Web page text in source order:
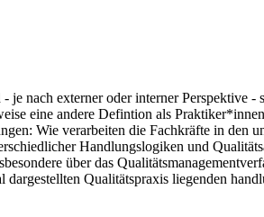
nach externer oder interner Perspektive
eine andere Defintion als
Wie verarbeiten die Fachkräfte in den
Handlungslogiken und
über das
Qualitätspraxis liegenden